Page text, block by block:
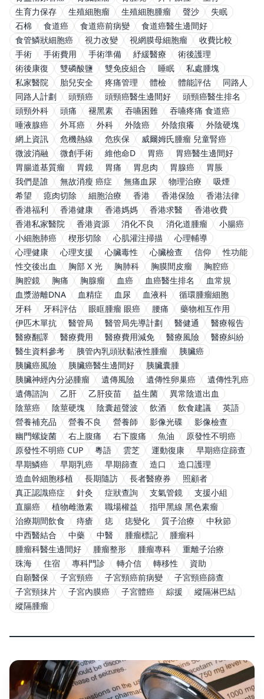
生育力保存
生殖細胞瘤 生殖細胞腫瘤 聲沙
失眠
石棉
食道癌 食道癌前病變
食道癌醫生邊間好
食管鱗狀細胞癌
視力改變 視網膜母細胞瘤
收費比較
手術
手術費用 手術準備 紓緩醫療
術後護理
術後康復
雙磷酸鹽 雙免疫組合 睡眠
私處腫塊
私家醫院
胎兒安全 疼痛管理 體檢 體能評估
同路人
同路人計劃
頭頸癌 頭頸癌醫生邊間好
頭頸癌醫生排名
頭頸外科
頭痛 褪黑素 吞嚥困難
吞嚥疼痛 食道癌
唾液腺癌
外耳癌 外科 外陰癌 外陰痕癢
外陰硬塊
網上資訊
危機熱線 危疾保
威爾姆氏腫瘤 兒童腎癌
微波消融
微創手術 維他命D 胃癌
胃癌醫生邊間好
胃腸道基質瘤
胃鏡 胃痛 胃息肉 胃腺癌
胃脹
我們是誰
無故消瘦 癌症 無痛血尿 物理治療
吸煙
希望
瘜肉切除 細胞治療 香港 香港保險
香港法律
香港福利
香港健康 香港媽媽 香港求醫
香港收費
香港私家醫院
香港資源 消化不良 消化道腫瘤
小腸癌
小細胞肺癌
楔形切除 心肌灌注掃描
心理輔導
心理健康
心理支援 心臟毒性 心臟檢查 信仰
性功能
性交後出血
胸部 X 光 胸肺科 胸膜間皮瘤
胸腔癌
胸腔鏡
胸痛 胸腺瘤 血癌 血癌醫生排名
血常規
血漿游離DNA
血精症 血尿 血液科
循環腫瘤細胞
牙科
牙科評估 眼眶腫瘤 眼癌 腰痛
藥物相互作用
伊匹木單抗
醫管局 醫管局先導計劃 醫健通
醫療報告
醫療翻譯
醫療費用 醫療費用減免 醫療風險
醫療糾紛
醫生資料參考
胰管內乳頭狀黏液性腫瘤
胰臟癌
胰臟癌風險
胰臟癌醫生邊間好
胰臟囊腫
胰臟神經內分泌腫瘤
遺傳風險 遺傳性卵巢癌
遺傳性乳癌
遺傳諮詢
乙肝 乙肝疫苗 益生菌
異常陰道出血
陰莖癌
陰莖硬塊 陰囊超聲波 飲酒 飲食建議
英語
營養補充品
營養不良 營養師 影像光碟
影像檢查
幽門螺旋菌
右上腹痛 右下腹痛 魚油
原發性不明癌
原發性不明癌 CUP
粵語 雲芝 運動復康
早期癌症篩查
早期鱗癌
早期乳癌 早期篩查 造口
造口護理
造血幹細胞移植
長期隨訪 長者醫療券
照顧者
真正認識癌症
針灸 症狀查詢 支氣管鏡
支援小組
直腸癌
植物雌激素 職場權益
指甲黑線 黑色素瘤
治療期間飲食
痔瘡 痣 痣變化 質子治療
中秋節
中西醫結合
中藥 中醫 腫瘤標記
腫瘤科
腫瘤科醫生邊間好
腫瘤整形 腫瘤專科
重離子治療
珠海
住宿 專科門診 轉介信 轉移性
資助
自願醫保
子宮頸癌 子宮頸癌前病變
子宮頸癌篩查
子宮頸抹片
子宮內膜癌 子宮體癌 綜援
縱隔淋巴結
縱隔腫瘤